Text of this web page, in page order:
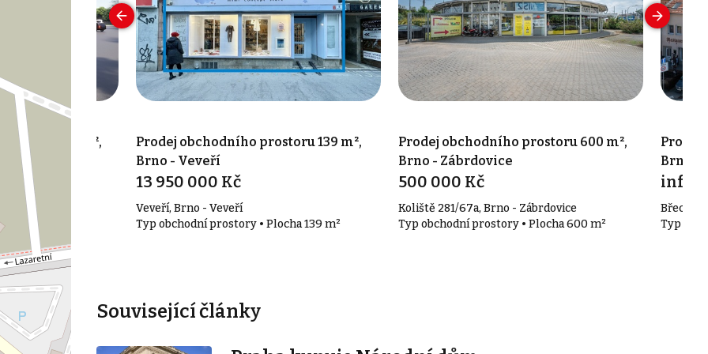
438 m²,
438 m²
Prodej obchodního prostoru 139 m²,
Brno - Veveří
13 950 000 Kč
Veveří, Brno - Veveří
Typ obchodní prostory • Plocha 139 m²
Prodej obchodního prostoru 600 m²,
Brno - Zábrdovice
500 000 Kč
Koliště 281/67a, Brno - Zábrdovice
Typ obchodní prostory • Plocha 600 m²
Prodej
Brno -
info v
Typ
Související články